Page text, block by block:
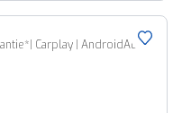
Carplay | AndroidAuto